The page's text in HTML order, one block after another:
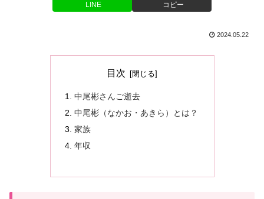
LINE コピー
2024.05.22
目次
中尾彬さんご逝去
中尾彬（なかお・あきら）とは？
家族
年収